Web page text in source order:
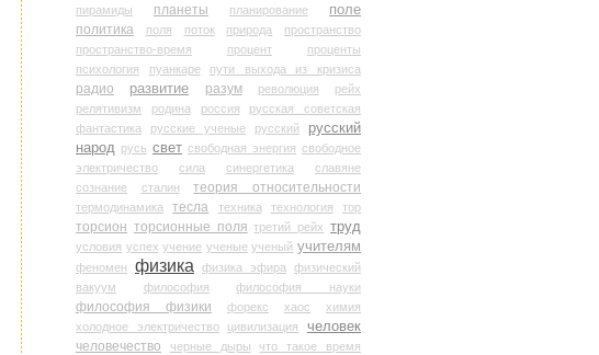
пирамиды
планеты планирование
поле
политика
поля поток природа
пространство
пространство-время
процент
проценты
психология
пуанкаре пути выхода из кризиса
радио развитие разум революция
рейх
релятивизм
родина россия
русская советская
фантастика
русские ученые русский
русский
народ русь свет свободная энергия свободное
электричество
сила синергетика
славяне
сознание
сталин теория относительности
термодинамика тесла техника технология тор
торсион торсионные поля третий рейх труд
условия успех учение ученые ученый учителям
феномен физика физика эфира
физический
вакуум
философия философия науки
философия физики форекс хаос
химия
холодное электричество
цивилизация человек
человечество черные дыры
что такое время